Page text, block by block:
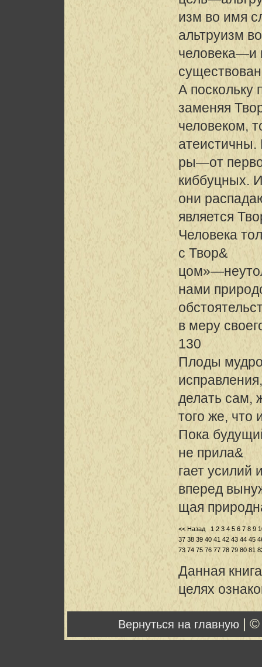
изм во имя
альтруизм
человека—и
А поскольку
заменяя
человеком,
ры—от
киббуцных.
они
является
Человека
с Твор&
нами
в меру
130
Плоды
делать сам,
того же, что
Пока
не прила&
гает усилий
вперед
щая
<< Назад 1 2 3 4 5 6 7 8 9
37 38 39 40 41 42 43 44 45
73 74 75 76 77 78 79 80 81
Данная
целях
Вернуться на главную |